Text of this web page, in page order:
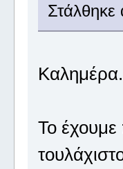
Καλημέρα.
Το έχουμε